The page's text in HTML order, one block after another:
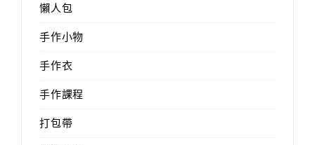
懶人包
手作小物
手作衣
手作課程
打包帶